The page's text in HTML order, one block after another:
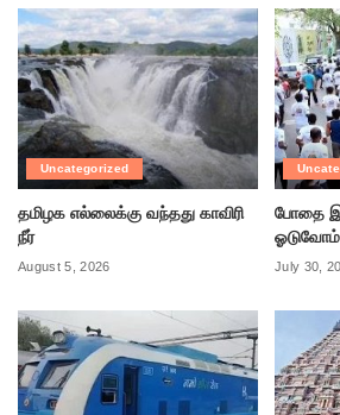
Uncategorized
தமிழக எல்லைக்கு வந்தது காவிரி
நீர்
August 5, 2026
போதை
July 30,